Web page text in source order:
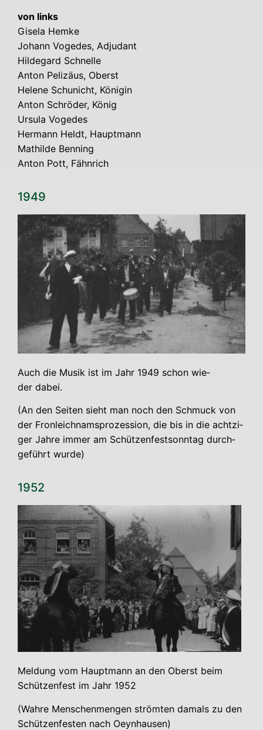
von links
Gise­la Hem­ke
Johann Vogedes, Adju­dant
Hil­de­gard Schnel­le
Anton Peliz­äus, Oberst
Hele­ne Schuni­cht, Köni­gin
Anton Schrö­der, König
Ursu­la Vogedes
Her­mann Heldt, Haupt­mann
Mat­hil­de Ben­ning
Anton Pott, Fähnrich
1949
Auch die Musik ist im Jahr 1949 schon wie­
der dabei.
(An den Sei­ten sieht man noch den Schmuck von
der Fron­leich­nams­pro­zes­si­on, die bis in die acht­zi­
ger Jah­re immer am Schüt­zen­fest­sonn­tag durch­
ge­führt wurde)
1952
Mel­dung vom Haupt­mann an den Oberst beim
Schüt­zen­fest im Jahr 1952
(Wah­re Men­schen­men­gen ström­ten damals zu den
Schüt­zen­fes­ten nach Oeynhausen)